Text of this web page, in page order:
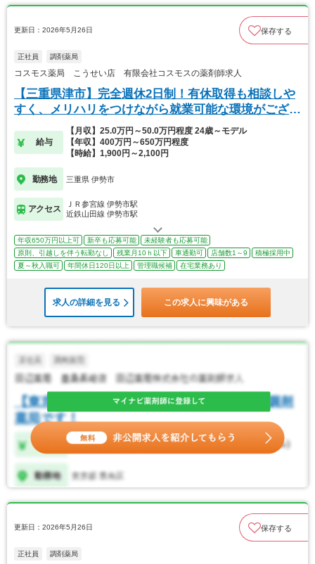
更新日：2026年5月26日 保存する
正社員 調剤薬局
コスモス薬局 こうせい店 有限会社コスモスの薬剤師求人
【三重県津市】完全週休2日制！有休取得も相談しや
すく、メリハリをつけながら就業可能な環境がござい
給与
【月収】25.0万円～50.0万円程度 24歳～モデル
【年収】400万円～650万円程度
【時給】1,900円～2,100円
勤務地 三重県 伊勢市
アクセス
ＪＲ参宮線 伊勢市駅
近鉄山田線 伊勢市駅
年収650万円以上可 新卒も応募可能
未経験者も応募可能
原則、引越しを伴う転勤なし
残業月10ｈ以下 車通勤可 店舗数1～9
積極採用中
夏～秋入職可
年間休日120日以上 管理職候補 在宅業務あり
求人の詳細を見る この求人に興味がある
更新日：2026年5月26日 保存する
正社員 調剤薬局